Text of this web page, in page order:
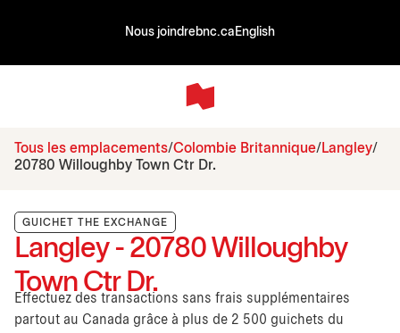
Nous joindrebnc.ca English
Tous les emplacements Colombie Britannique Langley
20780 Willoughby Town Ctr Dr.
GUICHET THE EXCHANGE
Langley - 20780 Willoughby
Town Ctr Dr.
Effectuez des transactions sans frais supplémentaires
partout au Canada grâce à plus de 2 500 guichets du